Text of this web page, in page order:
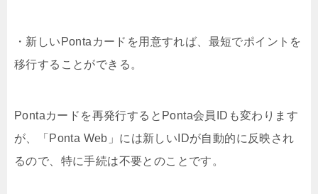
・新しいPontaカードを用意すれば、最短でポイントを
移行することができる。
Pontaカードを再発行するとPonta会員IDも変わります
が、「Ponta Web」には新しいIDが自動的に反映され
るので、特に手続は不要とのことです。